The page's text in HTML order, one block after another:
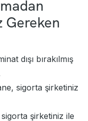
Gereken
dışı bırakılmış
sigorta şirketiniz
şirketiniz ile